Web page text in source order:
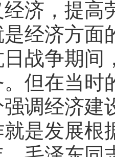
济，提高
经济方面
战争期间
但在当时
调经济建
是发展根